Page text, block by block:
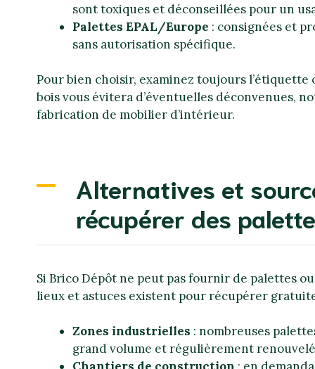
sont toxiques et déconseillées pour un
Palettes EPAL/Europe : consignées et
sans autorisation spécifique.
Pour bien choisir, examinez toujours l’étiquette
bois vous évitera d’éventuelles déconvenues,
fabrication de mobilier d’intérieur.
Alternatives et
récupérer des
Si Brico Dépôt ne peut pas fournir de palettes
lieux et astuces existent pour récupérer
Zones industrielles : nombreuses
grand volume et régulièrement